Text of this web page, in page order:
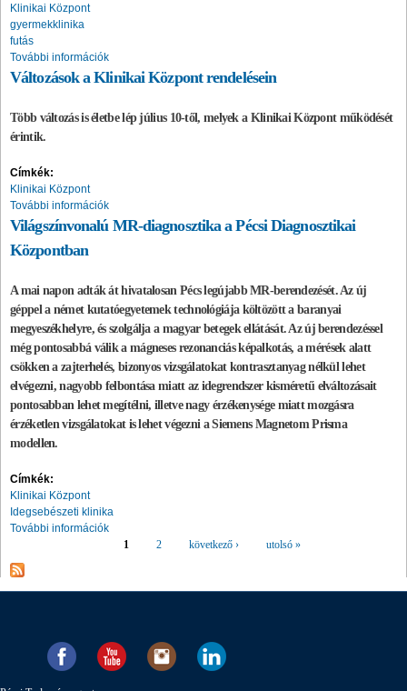
Klinikai Központ
gyermekklinika
futás
További információk
Változások a Klinikai Központ rendelésein
Több változás is életbe lép július 10-től, melyek a Klinikai Központ működését
érintik.
Címkék:
Klinikai Központ
További információk
Világszínvonalú MR-diagnosztika a Pécsi Diagnosztikai
Központban
A mai napon adták át hivatalosan Pécs legújabb MR-berendezését. Az új
géppel a német kutatóegyetemek technológiája költözött a baranyai
megyeszékhelyre, és szolgálja a magyar betegek ellátását. Az új berendezéssel
még pontosabbá válik a mágneses rezonanciás képalkotás, a mérések alatt
csökken a zajterhelés, bizonyos vizsgálatokat kontrasztanyag nélkül lehet
elvégezni, nagyobb felbontása miatt az idegrendszer kisméretű elváltozásait
pontosabban lehet megítélni, illetve nagy érzékenysége miatt mozgásra
érzéketlen vizsgálatokat is lehet végezni a Siemens Magnetom Prisma
modellen.
Címkék:
Klinikai Központ
Idegsebészeti klinika
További információk
1 2 következő › utolsó »